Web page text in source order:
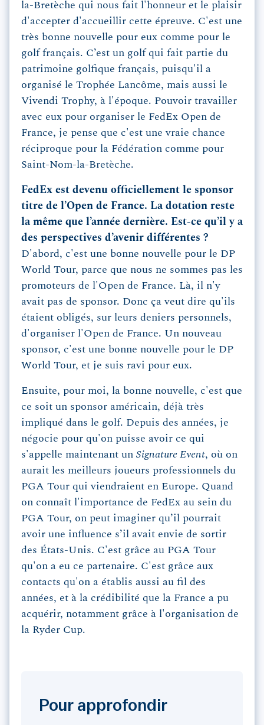
la-Bretèche qui nous fait l'honneur et le plaisir
d'accepter d'accueillir cette épreuve. C'est une
très bonne nouvelle pour eux comme pour le
golf français. C’est un golf qui fait partie du
patrimoine golfique français, puisqu'il a
organisé le Trophée Lancôme, mais aussi le
Vivendi Trophy, à l'époque. Pouvoir travailler
avec eux pour organiser le FedEx Open de
France, je pense que c'est une vraie chance
réciproque pour la Fédération comme pour
Saint-Nom-la-Bretèche.
FedEx est devenu officiellement le sponsor
titre de l’Open de France. La dotation reste
la même que l’année dernière. Est-ce qu’il y a
des perspectives d’avenir différentes ?
D'abord, c'est une bonne nouvelle pour le DP
World Tour, parce que nous ne sommes pas les
promoteurs de l'Open de France. Là, il n'y
avait pas de sponsor. Donc ça veut dire qu'ils
étaient obligés, sur leurs deniers personnels,
d'organiser l'Open de France. Un nouveau
sponsor, c'est une bonne nouvelle pour le DP
World Tour, et je suis ravi pour eux.
Ensuite, pour moi, la bonne nouvelle, c'est que
ce soit un sponsor américain, déjà très
impliqué dans le golf. Depuis des années, je
négocie pour qu'on puisse avoir ce qui
s'appelle maintenant un Signature Event, où on
aurait les meilleurs joueurs professionnels du
PGA Tour qui viendraient en Europe. Quand
on connaît l'importance de FedEx au sein du
PGA Tour, on peut imaginer qu’il pourrait
avoir une influence s’il avait envie de sortir
des États-Unis. C'est grâce au PGA Tour
qu'on a eu ce partenaire. C'est grâce aux
contacts qu'on a établis aussi au fil des
années, et à la crédibilité que la France a pu
acquérir, notamment grâce à l'organisation de
la Ryder Cup.
Pour approfondir